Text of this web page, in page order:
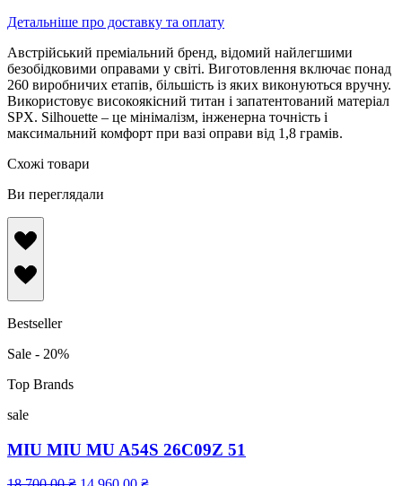
Детальніше про доставку та оплату
Австрійський преміальний бренд, відомий найлегшими
безобідковими оправами у світі. Виготовлення включає понад
260 виробничих етапів, більшість із яких виконуються вручну.
Використовує високоякісний титан і запатентований матеріал
SPX. Silhouette – це мінімалізм, інженерна точність і
максимальний комфорт при вазі оправи від 1,8 грамів.
Схожі товари
Ви переглядали
Bestseller
Sale - 20%
Top Brands
sale
MIU MIU MU A54S 26C09Z 51